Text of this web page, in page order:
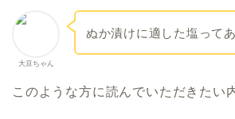
大豆ちゃん
ぬか漬けに適した塩って
このような方に読んでいただきたい